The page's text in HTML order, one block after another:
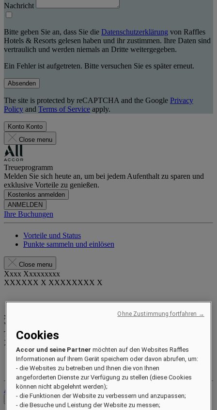
Nachricht
Bitte geben Sie an, dass Sie die Datenschutzerklärung von Raffles
Hotels & Resorts gelesen haben und ihr zustimmen. Ihre Daten sind
vertraulich und werden niemals an Dritte weitergegeben.
Ein Fehler ist aufgetreten. Bitte versuchen Sie es später erneut.
Absenden
The site is protected by reCAPTCHA and the Google Privacy
Policy and Terms of Service apply.
Konto Konto
Close menu
Treueprogramm
Melden Sie sich heute an, um bei jedem Aufenthalt zu sparen und
exklusive Vorteile zu genießen.
Kostenlos anmelden
ANMELDEN
Ihre Buchungen
Vorteile und Status
Punkte sammeln und einlösen
Close menu
Xxxx Xxxxxxxxx
XXXXXX X XXXXXXXX X
xxxxxxxx
Valid until
Treuepunkte
XXX
Ihr Treuekonto
Ihre Buchungen
Abmelden
Preise prüfen
Cookies
Accor und seine Partner möchten auf den Websites Raffles
Informationen auf Ihrem Gerät speichern oder davon abrufen, um:
- die Websites zu betreiben und Ihnen die von Ihnen
angeforderten Dienste zur Verfügung zu stellen (diese Cookies
können nicht abgelehnt werden);
- die Funktionen der Website zu verbessern und anzupassen;
- die Besuche und Leistung der Website zu messen;
Ohne Zustimmung fortfahren →